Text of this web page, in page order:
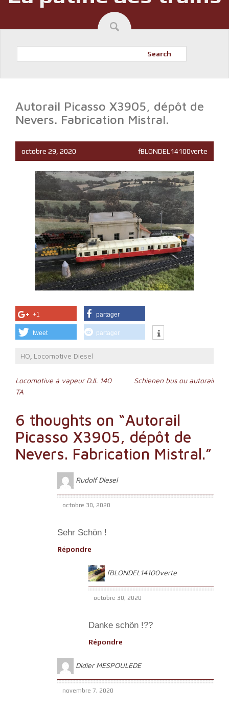
Search
Autorail Picasso X3905, dépôt de
Nevers. Fabrication Mistral.
octobre 29, 2020 fBLONDEL14100verte
+1 partager
tweet partager
HO Locomotive Diesel
Navigation
de
l’article
Locomotive à vapeur DJL 140
TA
Schienen bus ou autorail
6 thoughts on “Autorail
Picasso X3905, dépôt de
Nevers. Fabrication Mistral.”
Rudolf Diesel
octobre 30, 2020
Sehr Schön !
Répondre
fBLONDEL14100verte
octobre 30, 2020
Danke schön !??
Répondre
Didier MESPOULEDE
novembre 7, 2020